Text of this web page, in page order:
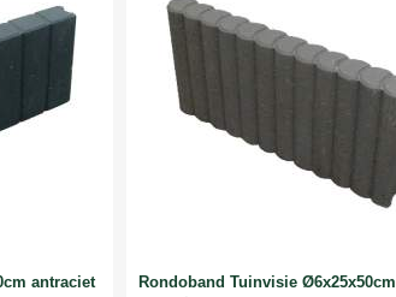
antraciet
Rondoband Tuinvisie Ø6x25x50cm